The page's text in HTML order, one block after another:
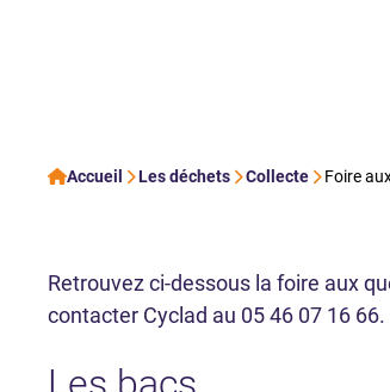
Accueil Les déchets Collecte Foire
Retrouvez ci-dessous la foire aux
contacter Cyclad au 05 46 07 16 66.